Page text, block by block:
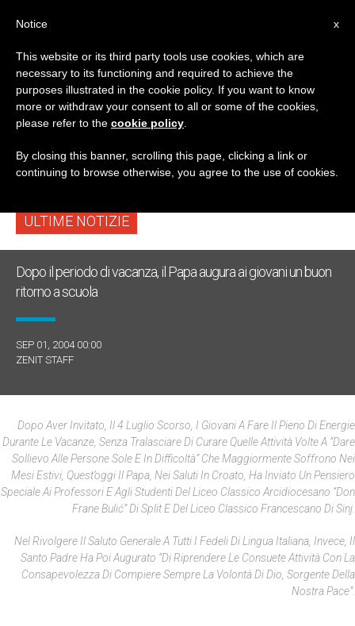
TAG
Posts Tagged ‘Blessed
Nemesia Valle’
ULTIME NOTIZIE
Dopo il periodo di vacanza, il Papa augura ai giovani un buon
ritorno a scuola
SEP 01, 2004 00:00
ZENIT STAFF
Dopo Aver Invitato, Il 4 Luglio Scorso, I Giovani A Fare Il Pieno Di Energie
Durante Le Vacanze, Senza Tralasciare Di Curare Quelle Attività Volte A “dare
Sollievo Alle Persone Sole E In Difficoltà” Che Maggiormente Soffrono Nei
Mesi Estivi, Quest’oggi Il Papa, Nei Saluti In Croato, Ha Inviato Un Pensiero
Speciale Ai Professori E Agli Studenti Del Liceo Classico Arcidiocesano “Don
Frane Bulić” Di Split E Del Liceo Classico Francescano Di Sinj.
Nel Rivolgere Il Saluto Generale A Tutti I Fedeli Di Lingua Italiana, Invece, Il
Santo Padre Ha Poi Augurato “di Riprendere Le Consuete Attività Con La
Consapevolezza Di Compiere Sempre La Volontà Di Dio, Sorgente Della
Nostra Pace”.
x
Notice
This website or its third party tools use cookies, which are
necessary to its functioning and required to achieve the
purposes illustrated in the cookie policy. If you want to know
more or withdraw your consent to all or some of the cookies,
please refer to the cookie policy
By closing this banner, scrolling this page, clicking a link or
continuing to browse otherwise, you agree to the use of cookies.